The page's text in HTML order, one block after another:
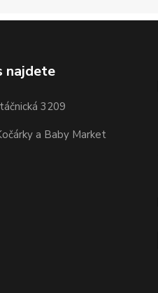
najdete
3209
a Baby Market